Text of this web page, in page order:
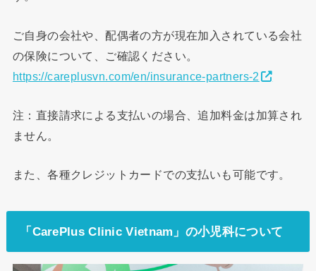
ご自身の会社や、配偶者の方が現在加入されている会社
の保険について、ご確認ください。
https://careplusvn.com/en/insurance-partners-2
注：直接請求による支払いの場合、追加料金は加算され
ません。
また、各種クレジットカードでの支払いも可能です。
「CarePlus Clinic Vietnam」の小児科について